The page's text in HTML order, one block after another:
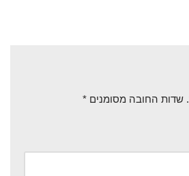
שדות החובה מסומנים *